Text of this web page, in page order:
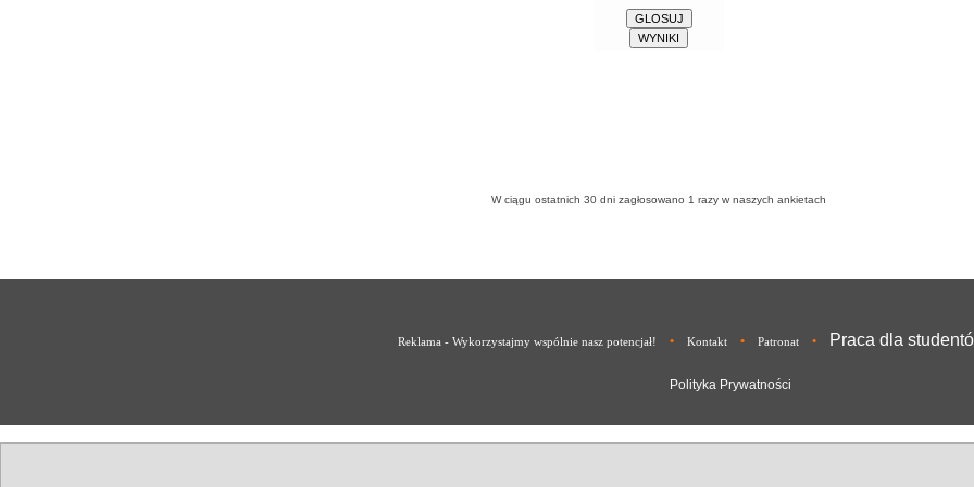
W ciągu ostatnich 30 dni zagłosowano 1 razy w naszych ankietach
Reklama - Wykorzystajmy wspólnie nasz potencjał! • Kontakt • Patronat • Praca dla
Polityka Prywatności